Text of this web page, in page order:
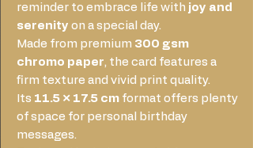
reminder to embrace life with joy and
serenity on a special day.
Made from premium 300 gsm
chromo paper, the card features a
firm texture and vivid print quality.
Its 11.5 × 17.5 cm format offers plenty
of space for personal birthday
messages.